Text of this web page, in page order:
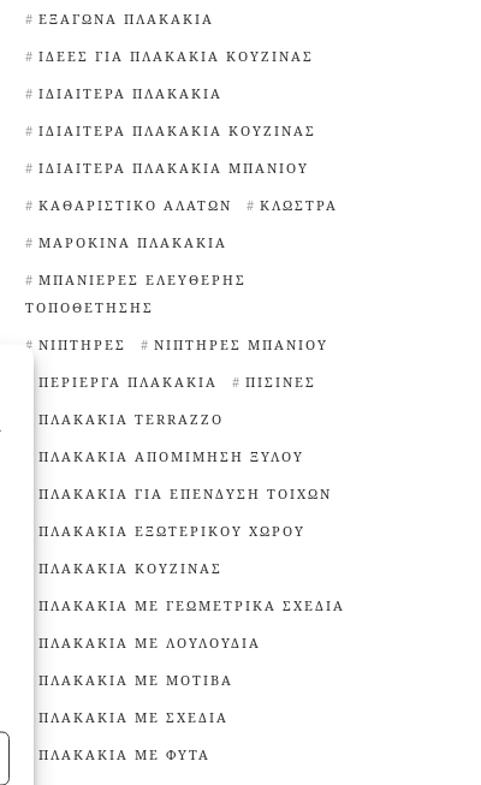
ΕΞΆΓΩΝΑ ΠΛΑΚΆΚΙΑ
ΙΔΈΕΣ ΓΙΑ ΠΛΑΚΆΚΙΑ ΚΟΥΖΊΝΑΣ
ΙΔΙΑΊΤΕΡΑ ΠΛΑΚΆΚΙΑ
ΙΔΙΑΊΤΕΡΑ ΠΛΑΚΆΚΙΑ ΚΟΥΖΊΝΑΣ
ΙΔΙΑΊΤΕΡΑ ΠΛΑΚΆΚΙΑ ΜΠΆΝΙΟΥ
ΚΑΘΑΡΙΣΤΙΚΌ ΑΛΆΤΩΝ ΚΛΏΣΤΡΑ
ΜΑΡΟΚΙΝΆ ΠΛΑΚΆΚΙΑ
ΜΠΑΝΙΈΡΕΣ ΕΛΕΎΘΕΡΗΣ
ΤΟΠΟΘΈΤΗΣΗΣ
ΝΙΠΤΉΡΕΣ ΝΙΠΤΉΡΕΣ ΜΠΆΝΙΟΥ
ΠΕΡΊΕΡΓΑ ΠΛΑΚΆΚΙΑ ΠΙΣΊΝΕΣ
ΠΛΑΚΆΚΙΑ TERRAZZO
ΠΛΑΚΆΚΙΑ ΑΠΟΜΊΜΗΣΗ ΞΎΛΟΥ
ΠΛΑΚΆΚΙΑ ΓΙΑ ΕΠΈΝΔΥΣΗ ΤΟΊΧΩΝ
ΠΛΑΚΆΚΙΑ ΕΞΩΤΕΡΙΚΟΎ ΧΏΡΟΥ
ΠΛΑΚΆΚΙΑ ΚΟΥΖΊΝΑΣ
ΠΛΑΚΆΚΙΑ ΜΕ ΓΕΩΜΕΤΡΙΚΆ ΣΧΈΔΙΑ
ΠΛΑΚΆΚΙΑ ΜΕ ΛΟΥΛΟΎΔΙΑ
ΠΛΑΚΆΚΙΑ ΜΕ ΜΟΤΊΒΑ
ΠΛΑΚΆΚΙΑ ΜΕ ΣΧΈΔΙΑ
ΠΛΑΚΆΚΙΑ ΜΕ ΦΥΤΆ